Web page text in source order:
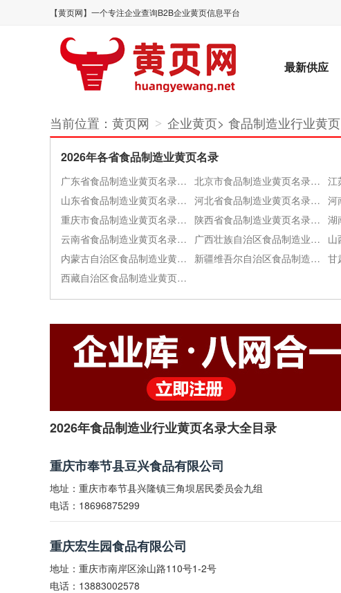
【黄页网】一个专注企业查询B2B企业黄页信息平台
最新供应
当前位置： 黄页网 > 企业黄页> 食品制造业行业黄页
2026年各省食品制造业黄页名录
广东省食品制造业黄页名录大全 北京市食品制造业黄页名录大全
山东省食品制造业黄页名录大全
河北省食品制造业黄页名录大全
重庆市食品制造业黄页名录大全
陕西省食品制造业黄页名录大全
云南省食品制造业黄页名录大全
广西壮族自治区食品制造业黄页名录大全
内蒙古自治区食品制造业黄页名录大全
新疆维吾尔自治区食品制造业黄页名录大全
西藏自治区食品制造业黄页名录大全
2026年食品制造业行业黄页名录大全目录
重庆市奉节县豆兴食品有限公司
地址：重庆市奉节县兴隆镇三角坝居民委员会九组
电话：18696875299
重庆宏生园食品有限公司
地址：重庆市南岸区涂山路110号1-2号
电话：13883002578